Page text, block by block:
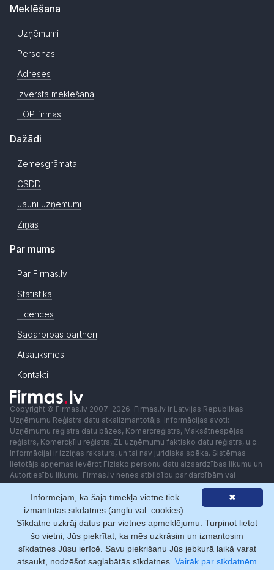
Meklēšana
Uzņēmumi
Personas
Adreses
Izvērstā meklēšana
TOP firmas
Dažādi
Zemesgrāmata
CSDD
Jauni uzņēmumi
Ziņas
Par mums
Par Firmas.lv
Statistika
Licences
Sadarbības partneri
Atsauksmes
Kontakti
Copyright © Firmas.lv 2007-2026. Firmas.lv ir Latvijas Republikas
Uzņēmumu Reģistra datu atkalizmantotājs. Informācijas avoti:
Uzņēmumu reģistra datu bāzes, Komercreģistrs, Maksātnespējas
reģistrs, Komercķīlu reģistrs, ZL uzņēmumu faktisko datu reģistrs, u.c..
Informācijai ir izziņas raksturs, un tai nav juridiska spēka. Sistēmas
lietotājs apņemas ievērot Fizisko personu datu aizsardzības likumu un
Autortiesību likumu. Firmas.lv nenes atbildību par darbībām vai
lēmumiem, kas balstīti uz saņemto pakalpojumu. Lietotājam aizliegts
izmantot jebkādas automatizētas sistēmas vai iekārtas (robotus)
piekļuvei sistēmai bez rakstiskas saskaņošanas ar Firmas.lv. Galvenā
redaktore: Ingūna Pempere.
Lietošanas noteikumi
Privātuma politika Norēķini ar
✖
Informējam, ka šajā tīmekļa vietnē tiek
izmantotas sīkdatnes (angļu val. cookies).
Sīkdatne uzkrāj datus par vietnes apmeklējumu. Turpinot lietot
šo vietni, Jūs piekrītat, ka mēs uzkrāsim un izmantosim
sīkdatnes Jūsu ierīcē. Savu piekrišanu Jūs jebkurā laikā varat
atsaukt, nodzēšot saglabātās sīkdatnes. Vairāk par sīkdatnēm